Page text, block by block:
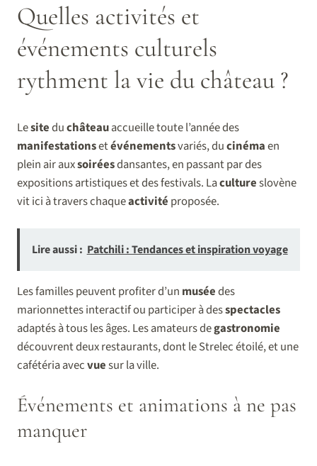
Quelles activités et
événements culturels
rythment la vie du château ?
Lesiteduchâteauaccueille toute l’année des
manifestationsetévénementsvariés, ducinémaen
plein air auxsoiréesdansantes, en passant par des
expositions artistiques et des festivals. Lacultureslovène
vit ici à travers chaqueactivité proposée.
Lire aussi : Patchili : Tendances et inspiration voyage
Les familles peuvent profiter d’un muséedes
marionnettes interactif ou participer à desspectacles
adaptés à tous les âges. Les amateurs degastronomie
découvrent deux restaurants, dont le Strelec étoilé, et une
cafétéria avecvuesur la ville.
Événements et animations à ne pas
manquer